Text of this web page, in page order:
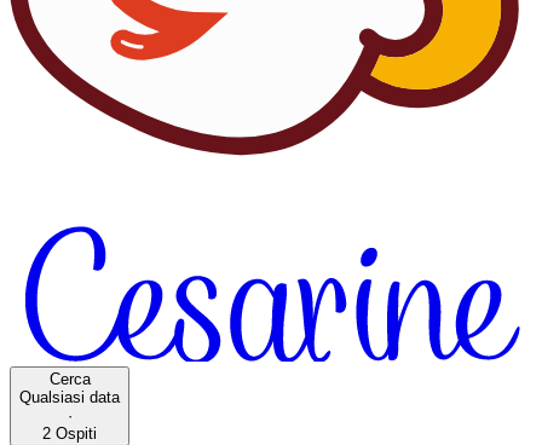
Cerca
Qualsiasi data
·
2 Ospiti